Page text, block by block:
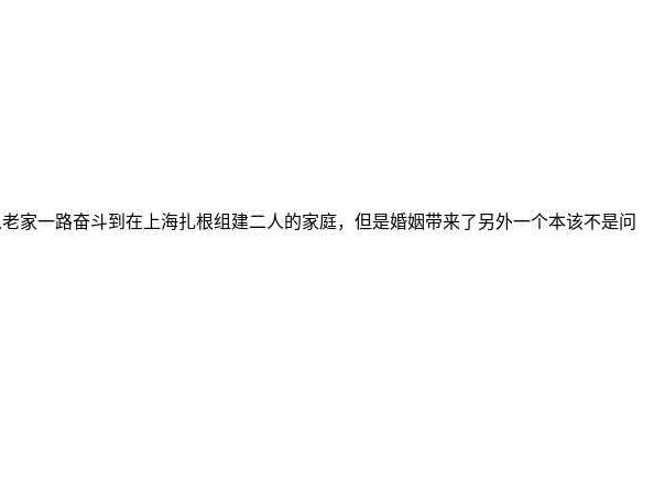
路奋斗到在上海扎根组建二人的家庭，但是婚姻带来了另外一个本该不是问